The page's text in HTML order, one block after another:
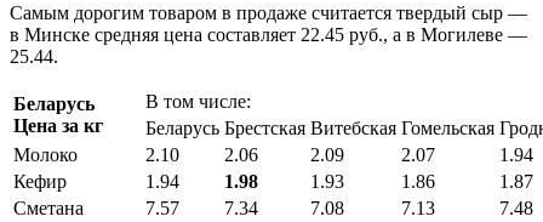
Самым дорогим товаром в продаже считается твердый сыр —
в Минске средняя цена составляет 22.45 руб., а в Могилеве —
25.44.
Беларусь
Цена за кг
В том числе:
Беларусь Брестская Витебская Гомельская
Молоко
2.10 2.06 2.09 2.07
1.94
Кефир
1.94 1.98 1.93 1.86
1.87
Сметана
7.57 7.34 7.08 7.13
7.48